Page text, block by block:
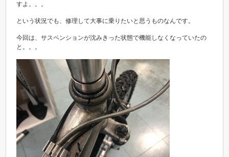
すよ。。。
という状況でも、修理して大事に乗りたいと思うものなんです。
今回は、サスペンションが沈みきった状態で機能しなくなっていたの
と。。。